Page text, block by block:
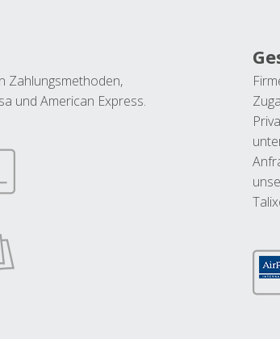
Zahlungsmethoden,
und American Express.